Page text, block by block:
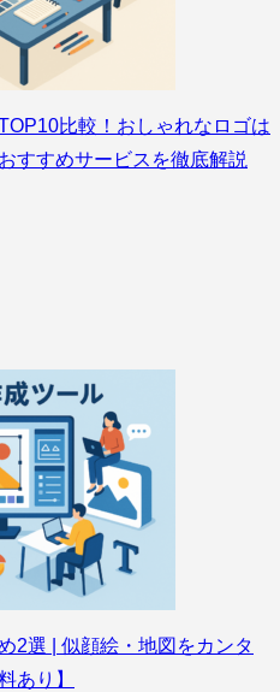
比較！おしゃれなロゴは
すすめサービスを徹底解説
2選 | 似顔絵・地図をカンタ
あり】